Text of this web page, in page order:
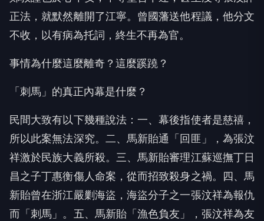
正法，就默然離開了江寧。曾國藩送他程議，他分文
不收，以有病為托詞，終生不再為官。
事情為什麼這麼離奇？這麼蹊蹺？
「刺馬」的真正內幕是什麼？
民間大致有以下幾種說法：一、幕後指使者是慈禧，
所以此案無法深究。二、馬新貽通「回匪」，為張汶
祥激於民族大義所殺。三、馬新貽審理江蘇巡撫丁日
昌之子丁惠衡傷人命案，從而招致殺身之禍。四、馬
新貽曾在浙江嚴剿海盜，海盜分子之一張汶祥為報仇
而「刺馬」。五、馬新貽「漁色負友」，張汶祥為友